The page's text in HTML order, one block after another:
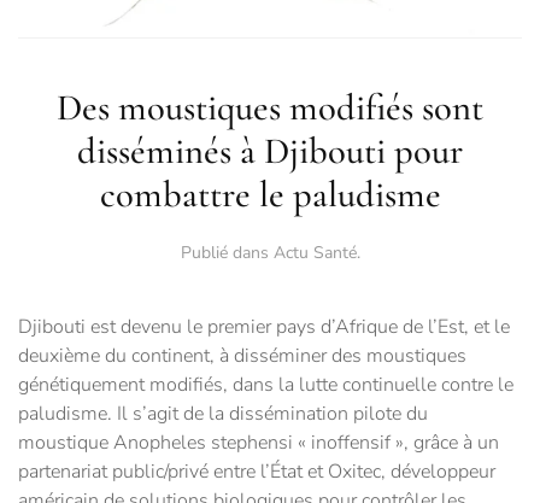
Des moustiques modifiés sont
disséminés à Djibouti pour
combattre le paludisme
Publié dans Actu Santé.
Djibouti est devenu le premier pays d’Afrique de l’Est, et le
deuxième du continent, à disséminer des moustiques
génétiquement modifiés, dans la lutte continuelle contre le
paludisme. Il s’agit de la dissémination pilote du
moustique Anopheles stephensi « inoffensif », grâce à un
partenariat public/privé entre l’État et Oxitec, développeur